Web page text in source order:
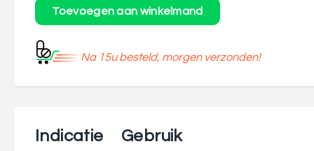
Na 15u besteld, morgen verzonden!
Indicatie
Gebruik